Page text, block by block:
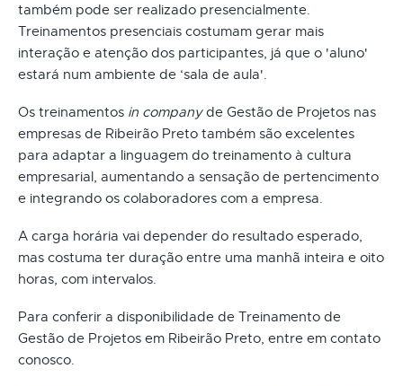
também pode ser realizado presencialmente.
Treinamentos presenciais costumam gerar mais
interação e atenção dos participantes, já que o 'aluno'
estará num ambiente de ‘sala de aula'.
Os treinamentos in companyde Gestão de Projetos nas
empresas de Ribeirão Preto também são excelentes
para adaptar a linguagem do treinamento à cultura
empresarial, aumentando a sensação de pertencimento
e integrando os colaboradores com a empresa.
A carga horária vai depender do resultado esperado,
mas costuma ter duração entre uma manhã inteira e oito
horas, com intervalos.
Para conferir a disponibilidade de Treinamento de
Gestão de Projetos em Ribeirão Preto, entre em contato
conosco.